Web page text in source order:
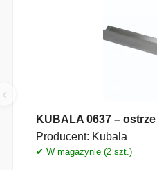
‹
KUBALA 0637 –
Producent: Kubala
✔ W magazynie (2 szt.)